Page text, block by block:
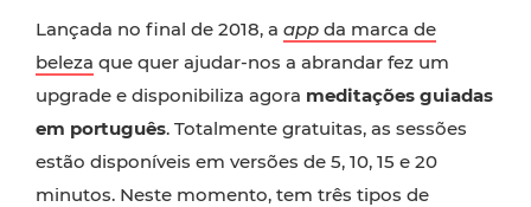
Lançada no final de 2018, a app da marca de
beleza que quer ajudar-nos a abrandar fez um
upgrade e disponibiliza agora meditações guiadas
em português. Totalmente gratuitas, as sessões
estão disponíveis em versões de 5, 10, 15 e 20
minutos. Neste momento, tem três tipos de